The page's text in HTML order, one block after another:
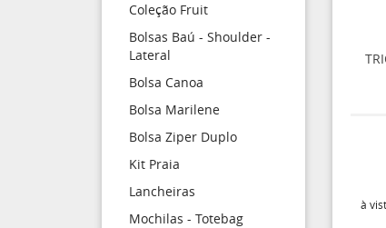
Coleção Fruit
Bolsas Baú - Shoulder -
Lateral
Bolsa Canoa
Bolsa Marilene
Bolsa Ziper Duplo
Kit Praia
Lancheiras
Mochilas - Totebag
à